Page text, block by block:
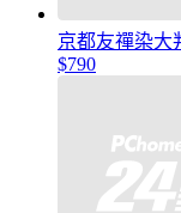
京都友禪染大
$790